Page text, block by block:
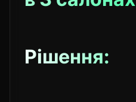
Рішення: